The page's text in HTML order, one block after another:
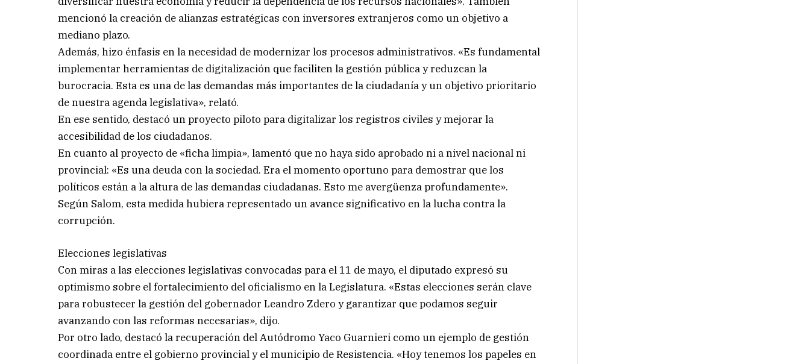
mencionó la creación de alianzas estratégicas con inversores extranjeros como un objetivo a
mediano plazo.
Además, hizo énfasis en la necesidad de modernizar los procesos administrativos. «Es fundamental
implementar herramientas de digitalización que faciliten la gestión pública y reduzcan la
burocracia. Esta es una de las demandas más importantes de la ciudadanía y un objetivo prioritario
de nuestra agenda legislativa», relató.
En ese sentido, destacó un proyecto piloto para digitalizar los registros civiles y mejorar la
accesibilidad de los ciudadanos.
En cuanto al proyecto de «ficha limpia», lamentó que no haya sido aprobado ni a nivel nacional ni
provincial: «Es una deuda con la sociedad. Era el momento oportuno para demostrar que los
políticos están a la altura de las demandas ciudadanas. Esto me avergüenza profundamente».
Según Salom, esta medida hubiera representado un avance significativo en la lucha contra la
corrupción.
Elecciones legislativas
Con miras a las elecciones legislativas convocadas para el 11 de mayo, el diputado expresó su
optimismo sobre el fortalecimiento del oficialismo en la Legislatura. «Estas elecciones serán clave
para robustecer la gestión del gobernador Leandro Zdero y garantizar que podamos seguir
avanzando con las reformas necesarias», dijo.
Por otro lado, destacó la recuperación del Autódromo Yaco Guarnieri como un ejemplo de gestión
coordinada entre el gobierno provincial y el municipio de Resistencia. «Hoy tenemos los papeles en